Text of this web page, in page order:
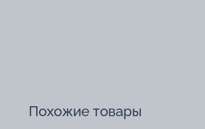
Похожие товары